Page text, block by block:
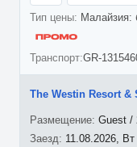
Малайзия:
GR-
11.08.2026, Вт
The Westin Resort &
Guest /